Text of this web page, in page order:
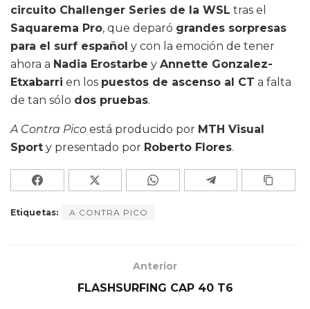
circuito Challenger Series de la WSL tras el
Saquarema Pro, que deparó grandes sorpresas
para el surf español y con la emoción de tener
ahora a Nadia Erostarbe y Annette Gonzalez-
Etxabarri en los puestos de ascenso al CT a falta
de tan sólo dos pruebas.
A Contra Pico está producido por MTH Visual
Sport y presentado por Roberto Flores.
Etiquetas: A CONTRA PICO
Anterior
FLASHSURFING CAP 40 T6